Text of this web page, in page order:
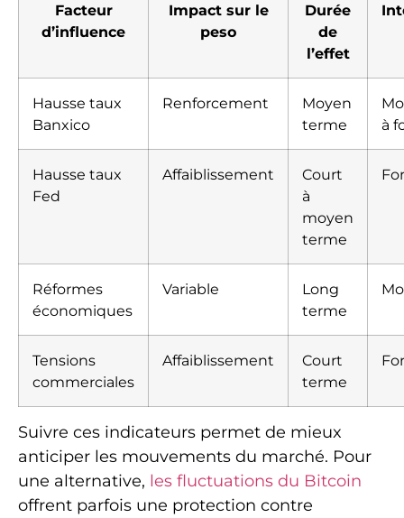
Facteur
d’influence
Impact sur le
peso
Durée
de
l’effet
Hausse taux
Banxico
Renforcement
Moyen
terme
à
Hausse taux
Fed
Affaiblissement
Court
à
moyen
terme
Réformes
économiques
Variable
Long
terme
Tensions
commerciales
Affaiblissement
Court
terme
Suivre ces indicateurs permet de mieux
anticiper les mouvements du marché. Pour
une alternative, les fluctuations du Bitcoin
offrent parfois une protection contre